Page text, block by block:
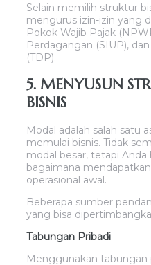
Selain memilih struktur
mengurus izin-izin yang
Pokok Wajib Pajak
Perdagangan (SIUP),
(TDP).
5. MENYUSUN
BISNIS
Modal adalah salah satu
memulai bisnis. Tidak
modal besar, tetapi
bagaimana
operasional awal.
Beberapa sumber
yang bisa
Tabungan Pribadi
Menggunakan tabungan